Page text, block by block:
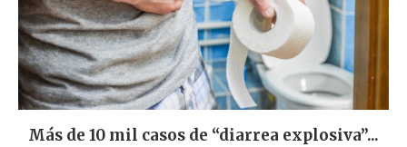
Más de 10 mil casos de “diarrea explosiva”...